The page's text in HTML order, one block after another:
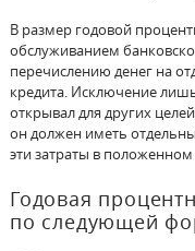
В размер годовой
обслуживанием
перечислению денег на
кредита. Исключение лишь
открывал для других
он должен иметь
эти затраты в
Годовая
по следующей